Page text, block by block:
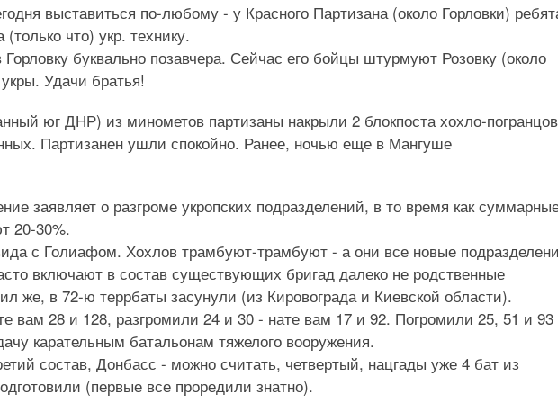
выставиться по-любому - у Красного Партизана (около Горловки)
что) укр. технику.
буквально позавчера. Сейчас его бойцы штурмуют Розовку (около
Удачи братья!
юг ДНР) из минометов партизаны накрыли 2 блокпоста хохло-
Партизанен ушли спокойно. Ранее, ночью еще в Мангуше
заявляет о разгроме укропских подразделений, в то время как
20-30%.
с Голиафом. Хохлов трамбуют-трамбуют - а они все новые
включают в состав существующих бригад далеко не родственные
же, в 72-ю террбаты засунули (из Кировограда и Киевской области).
вам 28 и 128, разгромили 24 и 30 - нате вам 17 и 92. Погромили 25, 51 и
карательным батальонам тяжелого вооружения.
состав, Донбасс - можно считать, четвертый, нацгады уже 4 бат из
(первые все проредили знатно).